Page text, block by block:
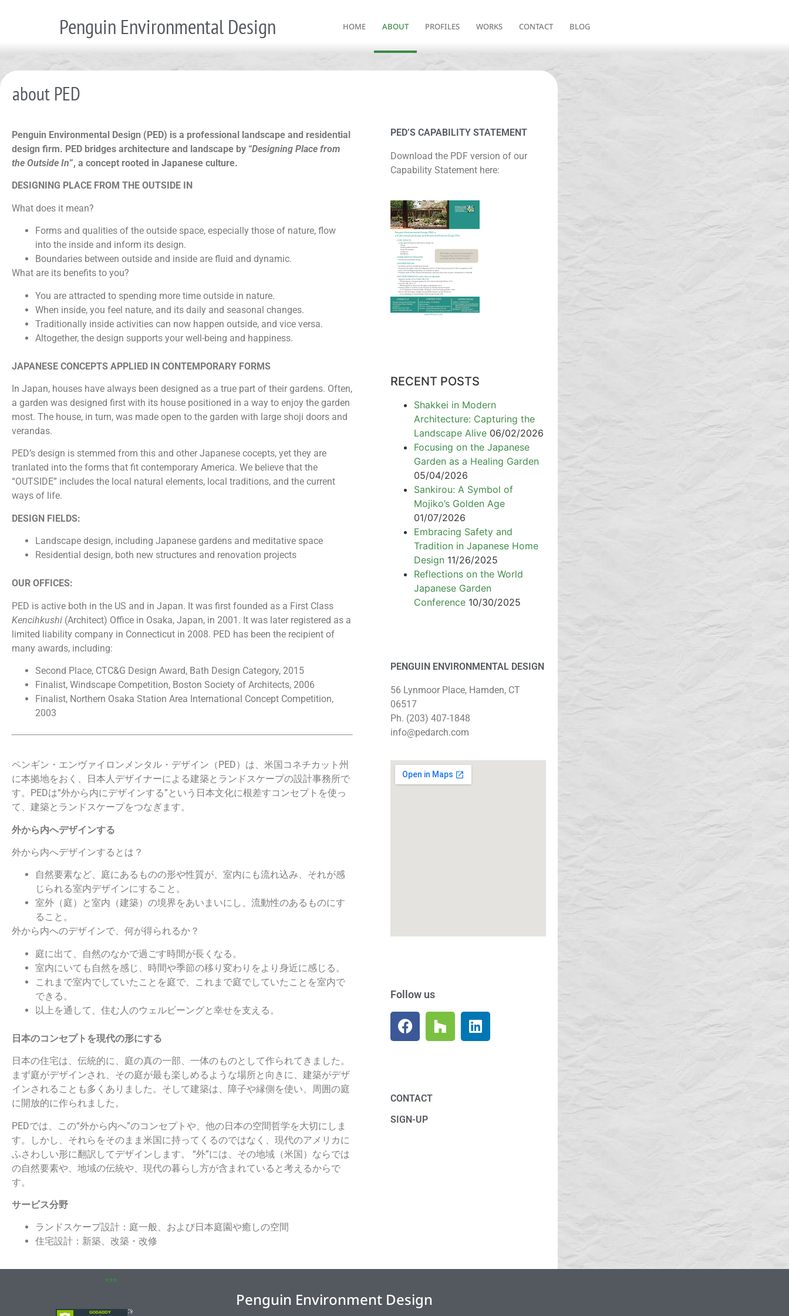
Penguin Environmental Design HOME ABOUT PROFILES WORKS CONTACT BLOG
about PED
Penguin Environmental Design (PED) is a professional landscape and residential
design firm. PED bridges architecture and landscape by “Designing Place from
the Outside In”, a concept rooted in Japanese culture.
DESIGNING PLACE FROM THE OUTSIDE IN
What does it mean?
Forms and qualities of the outside space, especially those of nature, flow
into the inside and inform its design.
Boundaries between outside and inside are fluid and dynamic.
What are its benefits to you?
You are attracted to spending more time outside in nature.
When inside, you feel nature, and its daily and seasonal changes.
Traditionally inside activities can now happen outside, and vice versa.
Altogether, the design supports your well-being and happiness.
JAPANESE CONCEPTS APPLIED IN CONTEMPORARY FORMS
In Japan, houses have always been designed as a true part of their gardens. Often,
a garden was designed first with its house positioned in a way to enjoy the garden
most. The house, in turn, was made open to the garden with large shoji doors and
verandas.
PED’s design is stemmed from this and other Japanese cocepts, yet they are
tranlated into the forms that fit contemporary America. We believe that the
“OUTSIDE” includes the local natural elements, local traditions, and the current
ways of life.
DESIGN FIELDS:
Landscape design, including Japanese gardens and meditative space
Residential design, both new structures and renovation projects
OUR OFFICES:
PED is active both in the US and in Japan. It was first founded as a First Class
Kencihkushi (Architect) Office in Osaka, Japan, in 2001. It was later registered as a
limited liability company in Connecticut in 2008. PED has been the recipient of
many awards, including:
Second Place, CTC&G Design Award, Bath Design Category, 2015
Finalist, Windscape Competition, Boston Society of Architects, 2006
Finalist, Northern Osaka Station Area International Concept Competition,
2003
ペンギン・エンヴァイロンメンタル・デザイン（PED）は、米国コネチカット州
に本拠地をおく、日本人デザイナーによる建築とランドスケープの設計事務所で
す。PEDは“外から内にデザインする”という日本文化に根差すコンセプトを使っ
て、建築とランドスケープをつなぎます。
外から内へデザインする
外から内へデザインするとは？
自然要素など、庭にあるものの形や性質が、室内にも流れ込み、それが感
じられる室内デザインにすること。
室外（庭）と室内（建築）の境界をあいまいにし、流動性のあるものにす
ること。
外から内へのデザインで、何が得られるか？
庭に出て、自然のなかで過ごす時間が長くなる。
室内にいても自然を感じ、時間や季節の移り変わりをより身近に感じる。
これまで室内でしていたことを庭で、これまで庭でしていたことを室内で
できる。
以上を通して、住む人のウェルビーングと幸せを支える。
日本のコンセプトを現代の形にする
日本の住宅は、伝統的に、庭の真の一部、一体のものとして作られてきました。
まず庭がデザインされ、その庭が最も楽しめるような場所と向きに、建築がデザ
インされることも多くありました。そして建築は、障子や縁側を使い、周囲の庭
に開放的に作られました。
PEDでは、この“外から内へ”のコンセプトや、他の日本の空間哲学を大切にしま
す。しかし、それらをそのまま米国に持ってくるのではなく、現代のアメリカに
ふさわしい形に翻訳してデザインします。 “外”には、その地域（米国）ならでは
の自然要素や、地域の伝統や、現代の暮らし方が含まれていると考えるからで
す。
サービス分野
ランドスケープ設計：庭一般、および日本庭園や癒しの空間
住宅設計：新築、改築・改修
PED’S CAPABILITY STATEMENT
Download the PDF version of our
Capability Statement here:
RECENT POSTS
Shakkei in Modern
Architecture: Capturing the
Landscape Alive 06/02/2026
Focusing on the Japanese
Garden as a Healing Garden
05/04/2026
Sankirou: A Symbol of
Mojiko’s Golden Age
01/07/2026
Embracing Safety and
Tradition in Japanese Home
Design 11/26/2025
Reflections on the World
Japanese Garden
Conference 10/30/2025
PENGUIN ENVIRONMENTAL DESIGN
56 Lynmoor Place, Hamden, CT
06517
Ph. (203) 407-1848
info@pedarch.com
Follow us
CONTACT
SIGN-UP
***
Penguin Environment Design